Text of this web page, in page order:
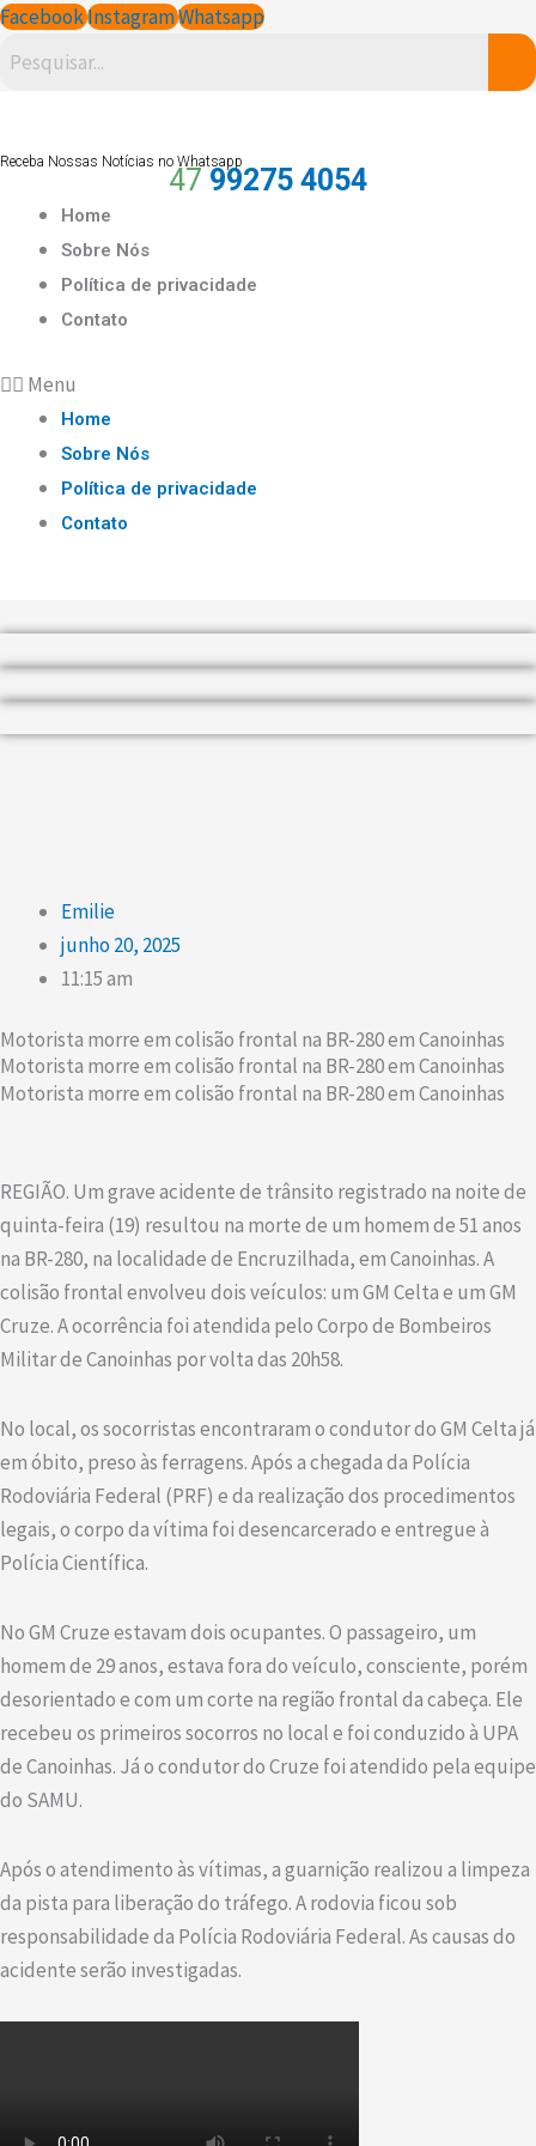
Ir
para
FacebookInstagramWhatsapp
Receba Nossas Notícias no Whatsapp
47 99275 4054
Home
Sobre Nós
Política de privacidade
Contato
Menu
Home
Sobre Nós
Política de privacidade
Contato
Emilie
junho 20, 2025
11:15 am
Motorista morre em colisão frontal na BR-280 em Canoinhas
Motorista morre em colisão frontal na BR-280 em Canoinhas
Motorista morre em colisão frontal na BR-280 em Canoinhas
REGIÃO. Um grave acidente de trânsito registrado na noite de
quinta-feira (19) resultou na morte de um homem de 51 anos
na BR-280, na localidade de Encruzilhada, em Canoinhas. A
colisão frontal envolveu dois veículos: um GM Celta e um GM
Cruze. A ocorrência foi atendida pelo Corpo de Bombeiros
Militar de Canoinhas por volta das 20h58.
No local, os socorristas encontraram o condutor do GM Celta já
em óbito, preso às ferragens. Após a chegada da Polícia
Rodoviária Federal (PRF) e da realização dos procedimentos
legais, o corpo da vítima foi desencarcerado e entregue à
Polícia Científica.
No GM Cruze estavam dois ocupantes. O passageiro, um
homem de 29 anos, estava fora do veículo, consciente, porém
desorientado e com um corte na região frontal da cabeça. Ele
recebeu os primeiros socorros no local e foi conduzido à UPA
de Canoinhas. Já o condutor do Cruze foi atendido pela equipe
do SAMU.
Após o atendimento às vítimas, a guarnição realizou a limpeza
da pista para liberação do tráfego. A rodovia ficou sob
responsabilidade da Polícia Rodoviária Federal. As causas do
acidente serão investigadas.
Scroll
Up